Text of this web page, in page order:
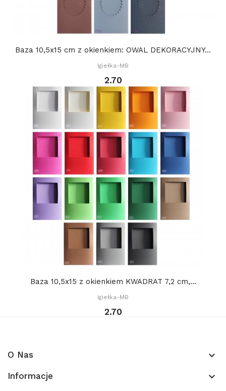
Baza 10,5x15 cm z okienkiem: OWAL DEKORACYJNY...
Igiełka-MB
2.70
Baza 10,5x15 z okienkiem KWADRAT 7,2 cm,...
Igiełka-MB
2.70
O Nas keyboard_arrow_down
Informacje keyboard_arrow_down